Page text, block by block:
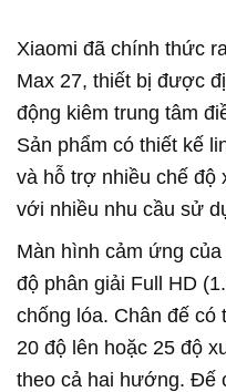
Xiaomi đã chính thức
Max 27, thiết bị được
động kiêm trung tâm
Sản phẩm có thiết kế
và hỗ trợ nhiều chế độ
với nhiều nhu cầu sử
Màn hình cảm ứng
độ phân giải Full HD
chống lóa. Chân đế có
20 độ lên hoặc 25 độ
theo cả hai hướng. Đế